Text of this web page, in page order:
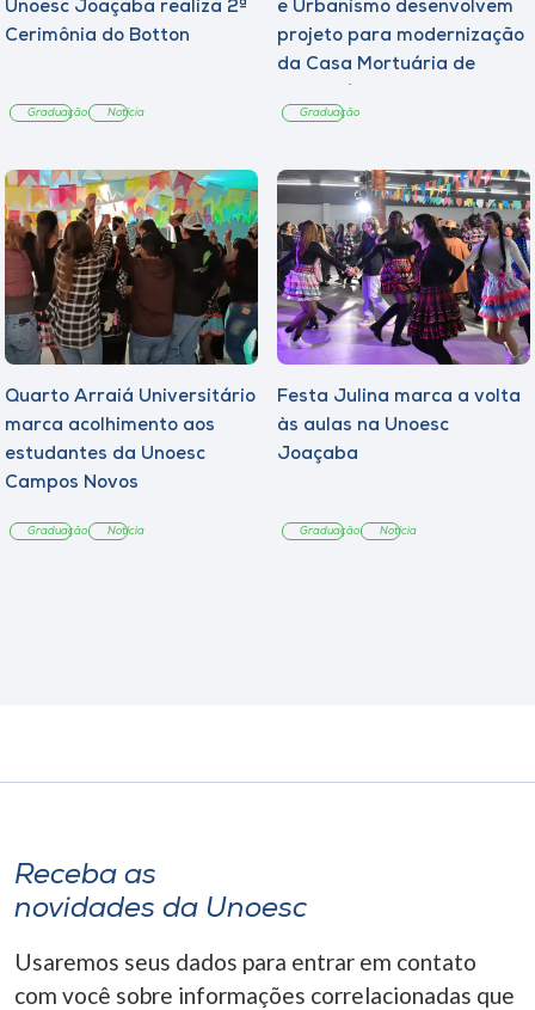
Unoesc Joaçaba realiza 2ª
Cerimônia do Botton
Graduação Notícia
e Urbanismo desenvolvem
projeto para modernização
da Casa Mortuária de
Graduação
Quarto Arraiá Universitário
marca acolhimento aos
estudantes da Unoesc
Campos Novos
Graduação Notícia
Festa Julina marca a volta
às aulas na Unoesc
Joaçaba
Graduação Notícia
Receba as
novidades da Unoesc
Usaremos seus dados para entrar em contato
com você sobre informações correlacionadas que